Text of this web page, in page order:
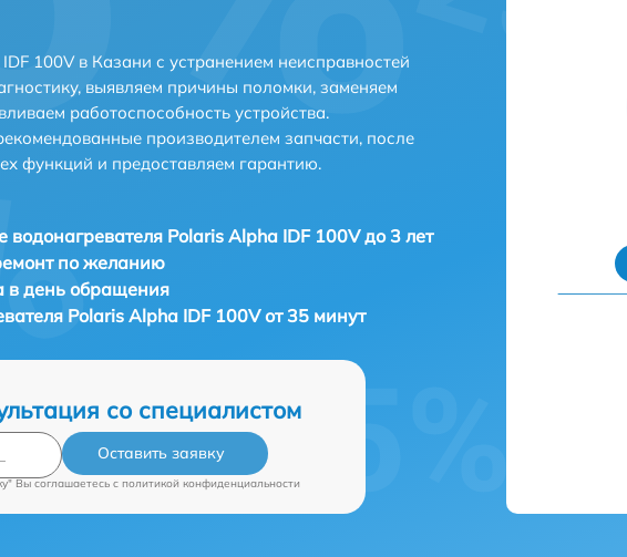
100V в Казани с устранением неисправностей
выявляем причины поломки, заменяем
работоспособность устройства.
производителем запчасти, после
функций и предоставляем гарантию.
водонагревателя Polaris Alpha IDF 100V до 3 лет
по желанию
в день обращения
Polaris Alpha IDF 100V от 35 минут
со специалистом
Оставить заявку
Вы соглашаетесь c политикой конфиденциальности